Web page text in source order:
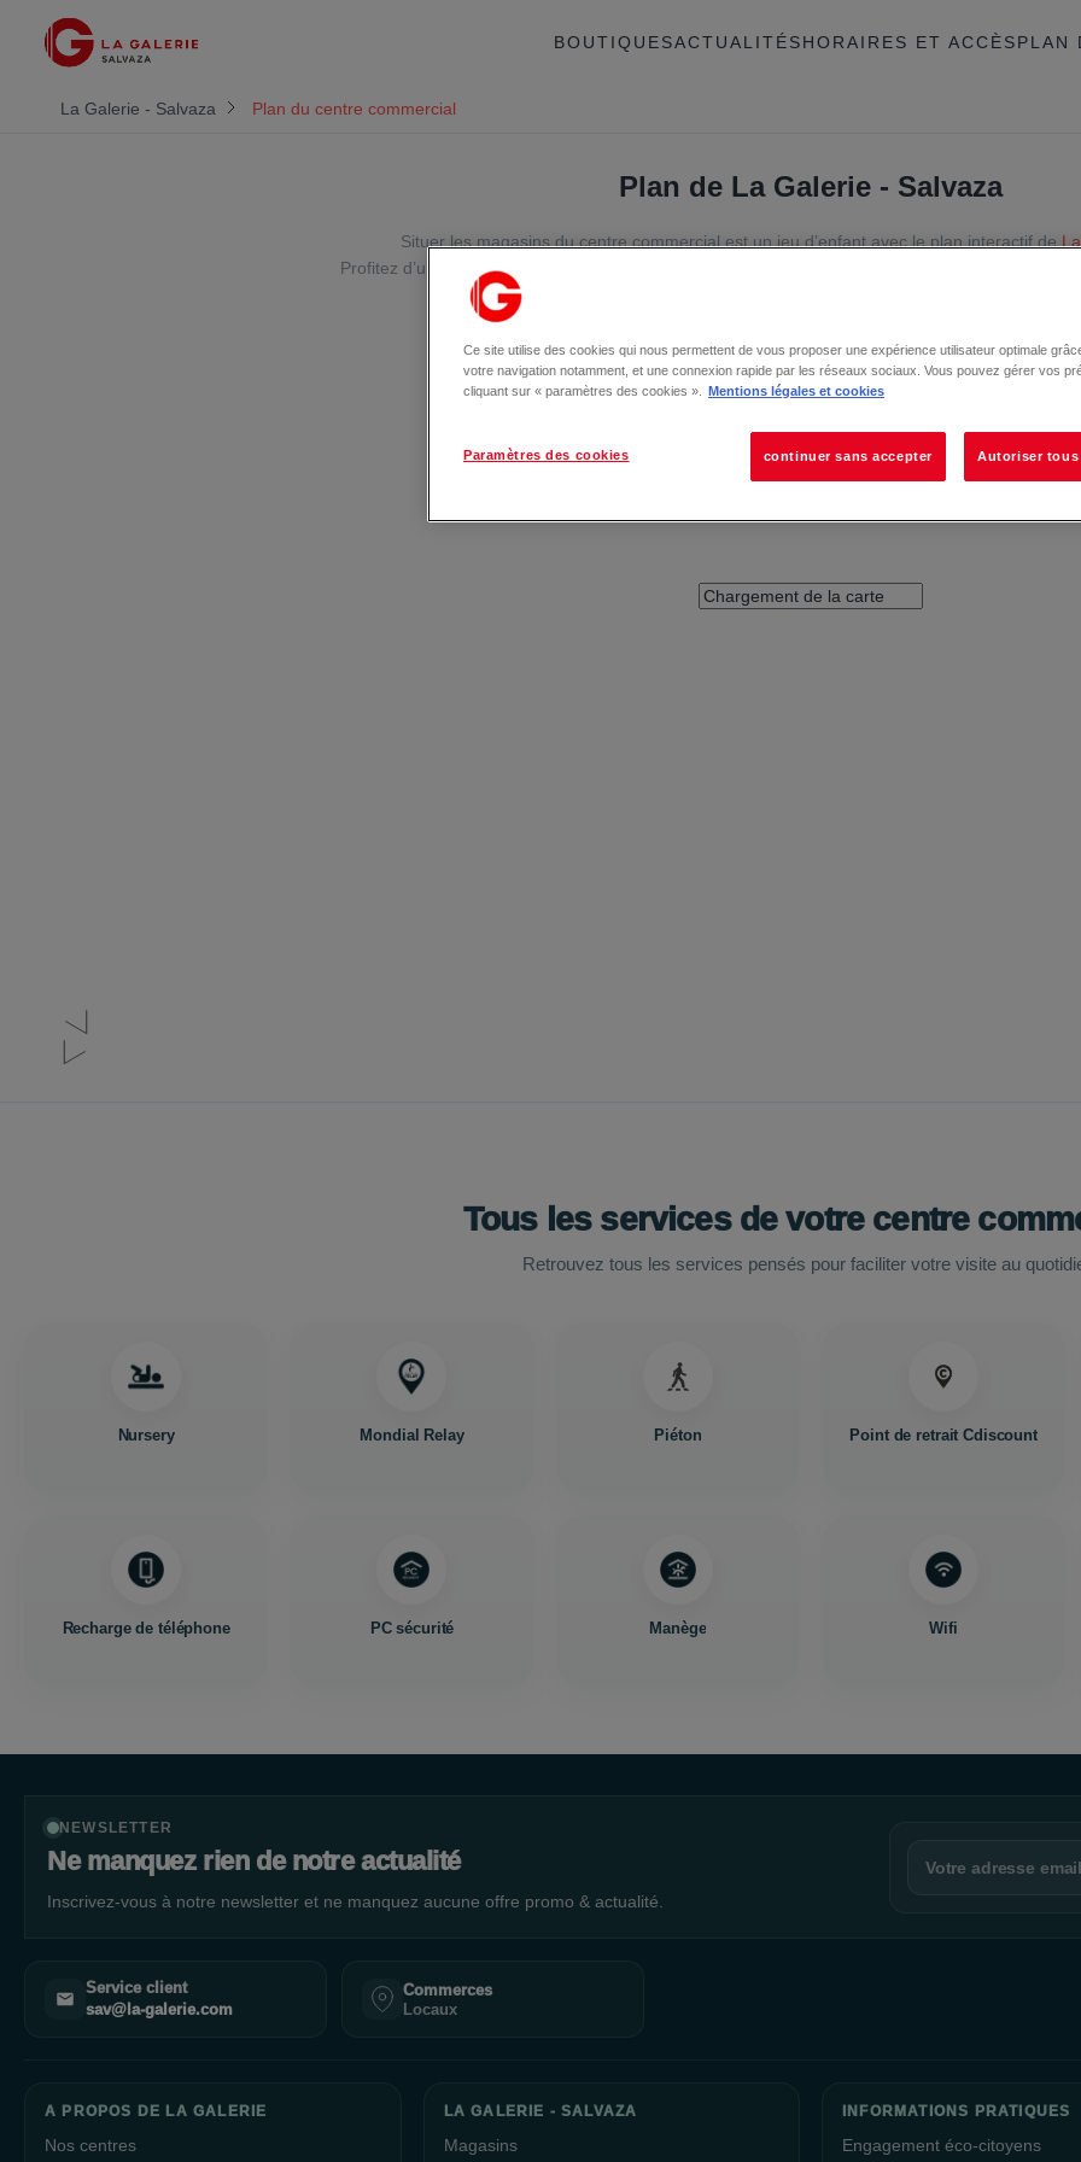
BOUTIQUESACTUALITÉSHORAIRES ET ACCÈSPLAN
La Galerie - Salvaza Plan du centre commercial
Plan de La Galerie - Salvaza
Situer les magasins du centre commercial est un jeu d’enfant avec le plan interactif de
Profitez d’une agréable balade shopping avec les
Tous les services de votre centre
Retrouvez tous les services pensés pour faciliter votre visite au
Nursery Mondial Relay Piéton Point de retrait Cdiscount
Recharge de téléphone PC sécurité Manège Wifi
NEWSLETTER
Ne manquez rien de notre actualité
Inscrivez-vous à notre newsletter et ne manquez aucune offre promo & actualité.
Service client
sav@la-galerie.com
Commerces
Locaux
A PROPOS DE LA GALERIE
Nos centres
LA GALERIE - SALVAZA
Magasins
INFORMATIONS PRATIQUES
Engagement éco-citoyens
Ce site utilise des cookies qui nous permettent de vous proposer une expérience utilisateur optimale
votre navigation notamment, et une connexion rapide par les réseaux sociaux. Vous pouvez gérer vos
cliquant sur « paramètres des cookies ».
Mentions légales et cookies
Paramètres des cookies continuer sans accepter Autoriser